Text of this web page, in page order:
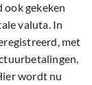
gekeken
valuta. In
met
wordt nu